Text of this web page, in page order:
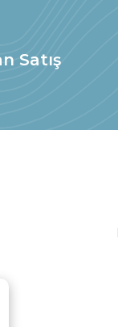
Satış